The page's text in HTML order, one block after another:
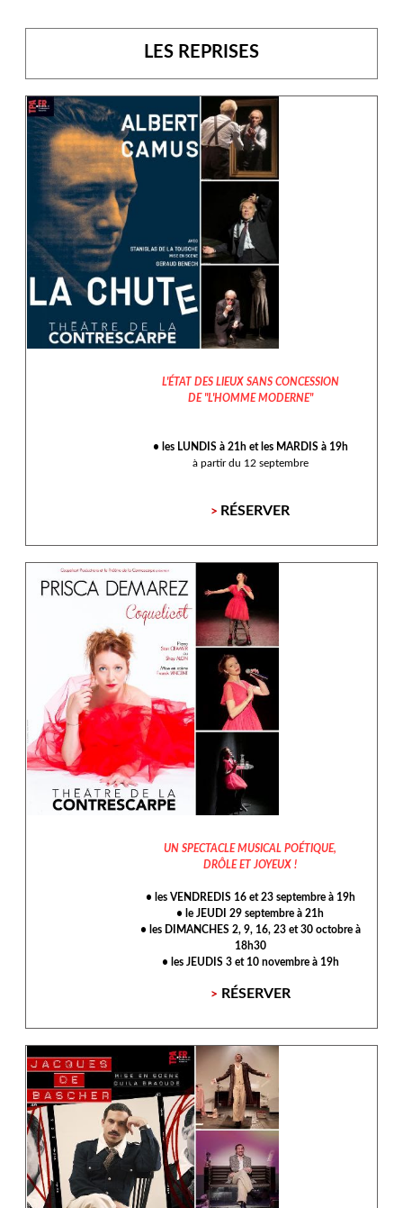
LES REPRISES
L'ÉTAT DES LIEUX SANS CONCESSION
DE "L'HOMME MODERNE"
• les LUNDIS à 21h et les MARDIS à 19h
à partir du 12 septembre
> RÉSERVER
UN SPECTACLE MUSICAL POÉTIQUE,
DRÔLE ET JOYEUX !
• les VENDREDIS 16 et 23 septembre à 19h
• le JEUDI 29 septembre à 21h
• les DIMANCHES 2, 9, 16, 23 et 30 octobre à
18h30
• les JEUDIS 3 et 10 novembre à 19h
> RÉSERVER